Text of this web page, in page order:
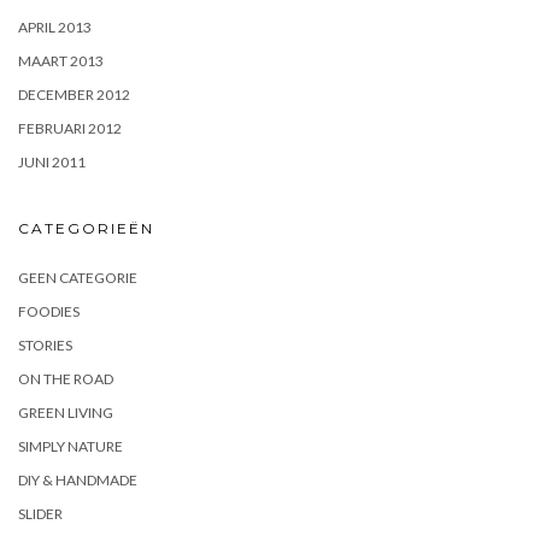
APRIL 2013
MAART 2013
DECEMBER 2012
FEBRUARI 2012
JUNI 2011
CATEGORIEËN
GEEN CATEGORIE
FOODIES
STORIES
ON THE ROAD
GREEN LIVING
SIMPLY NATURE
DIY & HANDMADE
SLIDER